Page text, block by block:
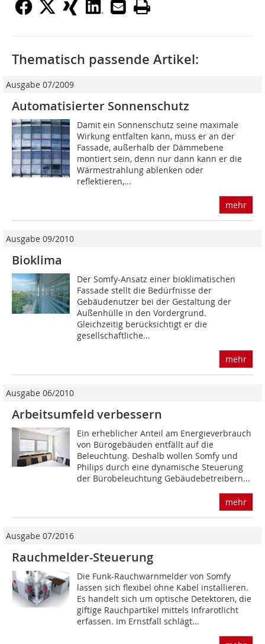
Thematisch passende Artikel:
Ausgabe 07/2009
Automatisierter Sonnenschutz
Damit ein Sonnenschutz seine maximale
Wirkung entfalten kann, muss er an der
Fassade, außerhalb der Dämmebene
montiert sein, denn nur dann kann er die
Wärmestrahlung ablenken oder
reflektieren,...
mehr
Ausgabe 09/2010
Bioklima
Der Somfy-Ansatz einer bioklimatischen
Fassade stellt die Bedürfnisse der
Gebäudenutzer bei der Gestaltung der
Außenhülle in den Vordergrund.
Gleichzeitig berücksichtigt er die
gesellschaftliche...
mehr
Ausgabe 06/2010
Arbeitsumfeld verbessern
Ein erheblicher Anteil am Energieverbrauch
von Bürogebäuden entfällt auf die
Beleuchtung. Deshalb wollen Somfy und
Philips durch eine dynamische Steuerung
der Bürobeleuchtung Gebäudebetreibern...
mehr
Ausgabe 07/2016
Rauchmelder-Steuerung
Die Funk-Rauchwarnmelder von Somfy
lassen sich flexibel ohne Kabel installieren.
Es handelt sich um optische Detektoren, die
giftige Rauchpartikel mittels Infrarotlicht
erfassen. Im Ernstfall schlägt...